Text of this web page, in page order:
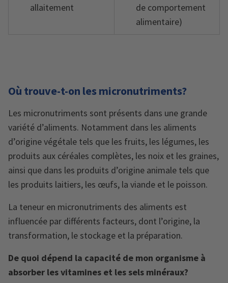
allaitement
de comportement
alimentaire)
Où trouve-t-on les micronutriments?
Les micronutriments sont présents dans une grande
variété d’aliments. Notamment dans les aliments
d’origine végétale tels que les fruits, les légumes, les
produits aux céréales complètes, les noix et les graines,
ainsi que dans les produits d’origine animale tels que
les produits laitiers, les œufs, la viande et le poisson.
La teneur en micronutriments des aliments est
influencée par différents facteurs, dont l’origine, la
transformation, le stockage et la préparation.
De quoi dépend la capacité de mon organisme à
absorber les vitamines et les sels minéraux?